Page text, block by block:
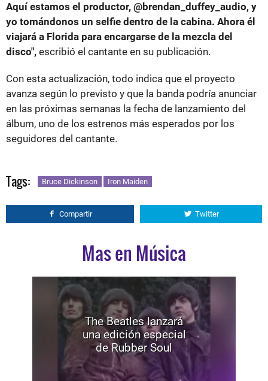
Aquí estamos el productor, @brendan_duffey_audio, y
yo tomándonos un selfie dentro de la cabina. Ahora él
viajará a Florida para encargarse de la mezcla del
disco", escribió el cantante en su publicación.
Con esta actualización, todo indica que el proyecto
avanza según lo previsto y que la banda podría anunciar
en las próximas semanas la fecha de lanzamiento del
álbum, uno de los estrenos más esperados por los
seguidores del cantante.
Tags: Bruce Dickinson Iron Maiden
Compartir Twitter
Mas en Música
The Beatles lanzará
una edición especial
de Rubber Soul